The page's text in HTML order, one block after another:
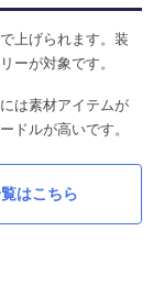
上げられます。装
ーが対象です。
は素材アイテムが
ドルが高いです。
はこちら